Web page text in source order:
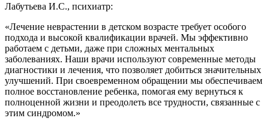
Лабутьева И.С., психиатр:
«Лечение неврастении в детском возрасте требует особого
подхода и высокой квалификации врачей. Мы эффективно
работаем с детьми, даже при сложных ментальных
заболеваниях. Наши врачи используют современные методы
диагностики и лечения, что позволяет добиться значительных
улучшений. При своевременном обращении мы обеспечиваем
полное восстановление ребенка, помогая ему вернуться к
полноценной жизни и преодолеть все трудности, связанные с
этим синдромом.»